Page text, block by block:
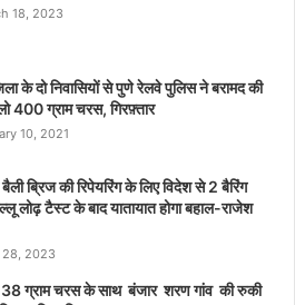
18, 2023
के दो निवासियों से पुणे रेलवे पुलिस ने बरामद की
400 ग्राम चरस, गिरफ़्तार
10, 2021
ब्रिज की रिपेयरिंग के लिए विदेश से 2 बैरिंग
लोढ़ टैस्ट के बाद यातायात होगा बहाल-राजेश
28, 2023
38 ग्राम चरस के साथ बंजार शरण गांव की रुकी